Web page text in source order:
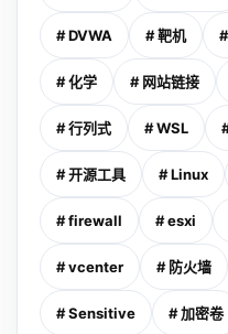
# DVWA # 靶机
# 化学 # 网站链接
# 行列式 # WSL
# 开源工具 # Linux
# firewall # esxi
# vcenter # 防火墙
# Sensitive # 加密卷